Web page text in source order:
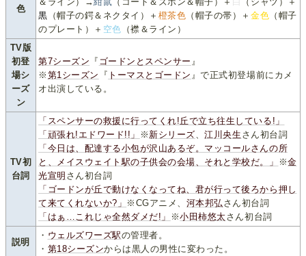
色
黒 （帽子の鍔＆ネクタイ）＋ 橙茶色 （帽子の帯）＋ 金色 （帽子
のプレート）＋ 空色 （襟＆ライン）
TV版
初登
場シ
ーズ
ン
第7シーズン 『 ゴードンとスペンサー 』
※ 第1シーズン 『 トーマスとゴードン 』で正式初登場前にカメ
オ出演している。
TV初
台詞
「スペンサーの救援に行ってくれ!丘で立ち往生している!」
「頑張れ!エドワード!!」
※ 新シリーズ 、江川央生 さん初台詞
「今日は、配達する小包が沢山あるぞ。マッコールさんの所
と、メイスウェイト駅の子供会の会場、それと学校だ。」
※金
光宣明 さん初台詞
「ゴードンが丘で動けなくなってね、君が行って後ろから押し
て来てくれないか?」 ※CGアニメ、 河本邦弘 さん初台詞
「はぁ…これじゃ全然ダメだ!」
※小田柿悠太さん初台詞
説明
・ ウェルズワーズ駅の管理者。
・ 第18シーズンからは黒人の男性に変わった。